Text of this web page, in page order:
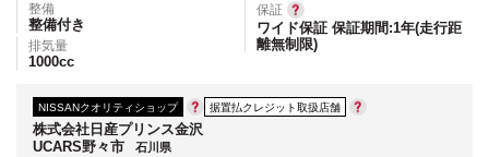
整備
整備付き
排気量
1000cc
保証
ワイド保証 保証期間:1年(走行距
離無制限)
NISSANクオリティショップ 据置払クレジット取扱店舗
株式会社日産プリンス金沢
UCARS野々市
石川県